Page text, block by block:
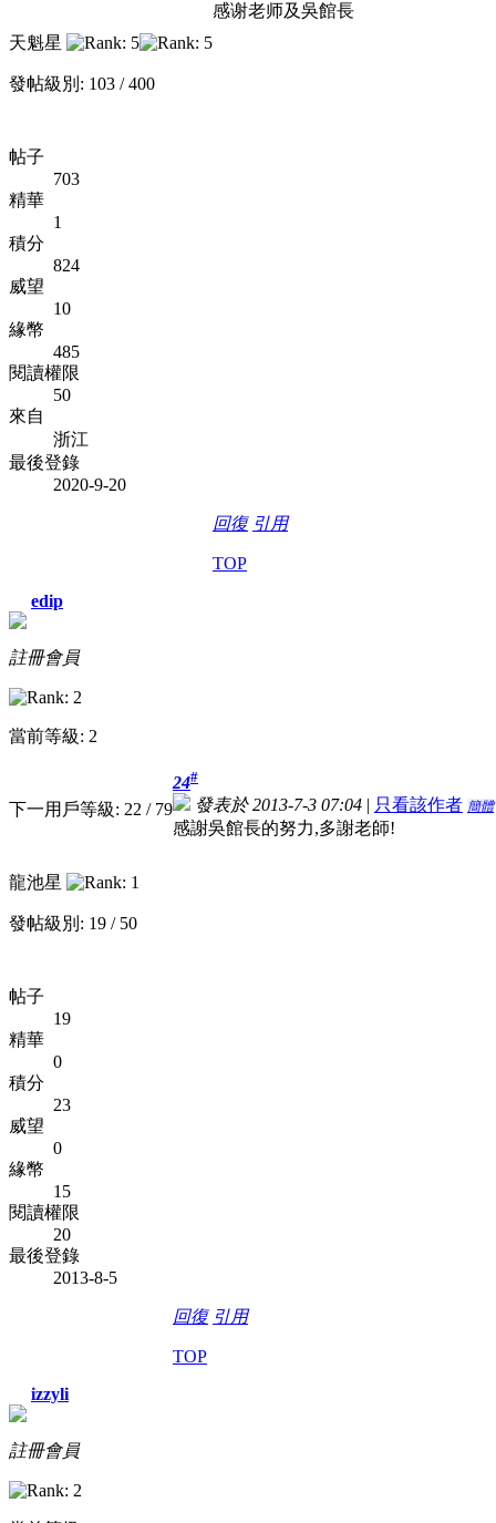
天魁星
發帖級別: 103 / 400
帖子
703
精華
1
積分
824
威望
10
緣幣
485
閱讀權限
50
來自
浙江
最後登錄
2020-9-20
感谢老师及吳館長
回復 引用
TOP
edip
註冊會員
當前等級: 2
下一用戶等級: 22 / 79
龍池星
發帖級別: 19 / 50
帖子
19
精華
0
積分
23
威望
0
緣幣
15
閱讀權限
20
最後登錄
2013-8-5
24#
發表於 2013-7-3 07:04 | 只看該作者 簡體
感謝吳館長的努力,多謝老師!
回復 引用
TOP
izzyli
註冊會員